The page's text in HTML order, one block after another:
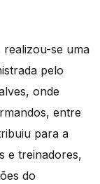
realizou-se uma
pelo
onde
entre
para a
e treinadores,
do